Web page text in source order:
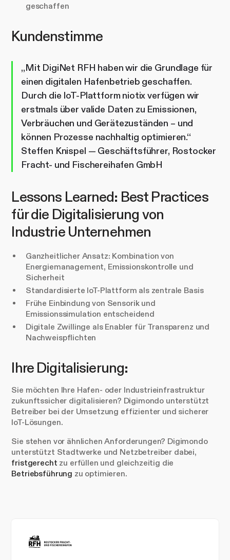
geschaffen
Kundenstimme
„Mit DigiNet RFH haben wir die Grundlage für
einen digitalen Hafenbetrieb geschaffen.
Durch die IoT-Plattform niotix verfügen wir
erstmals über valide Daten zu Emissionen,
Verbräuchen und Gerätezuständen – und
können Prozesse nachhaltig optimieren.“
Steffen Knispel — Geschäftsführer, Rostocker
Fracht- und Fischereihafen GmbH
Lessons Learned: Best Practices
für die Digitalisierung von
Industrie Unternehmen
Ganzheitlicher Ansatz: Kombination von
Energiemanagement, Emissionskontrolle und
Sicherheit
Standardisierte IoT-Plattform als zentrale Basis
Frühe Einbindung von Sensorik und
Emissionssimulation entscheidend
Digitale Zwillinge als Enabler für Transparenz und
Nachweispflichten
Ihre Digitalisierung:
Sie möchten Ihre Hafen- oder Industrieinfrastruktur
zukunftssicher digitalisieren? Digimondo unterstützt
Betreiber bei der Umsetzung effizienter und sicherer
IoT-Lösungen.
Sie stehen vor ähnlichen Anforderungen? Digimondo
unterstützt Stadtwerke und Netzbetreiber dabei,
fristgerecht zu erfüllen und gleichzeitig die
Betriebsführung zu optimieren.